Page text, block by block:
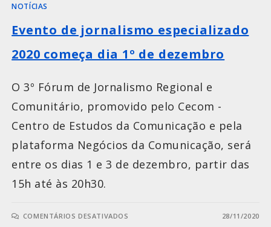
NOTÍCIAS
Evento de jornalismo especializado
2020 começa dia 1º de dezembro
O 3º Fórum de Jornalismo Regional e
Comunitário, promovido pelo Cecom -
Centro de Estudos da Comunicação e pela
plataforma Negócios da Comunicação, será
entre os dias 1 e 3 de dezembro, partir das
15h até às 20h30.
COMENTÁRIOS DESATIVADOS 28/11/2020